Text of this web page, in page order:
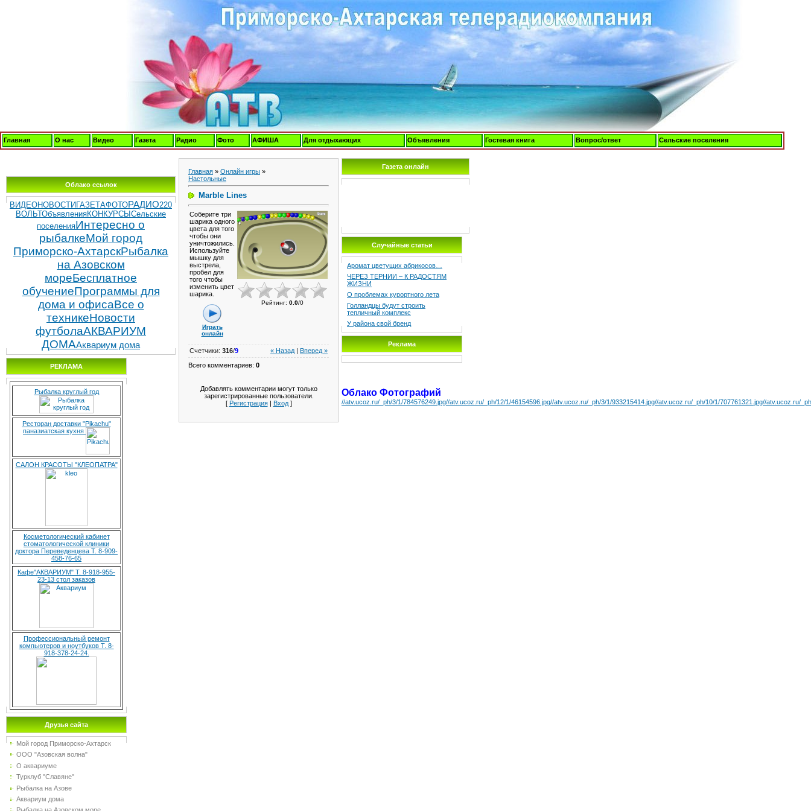
Главная О нас Видео Газета Радио Фото АФИША Для отдыхающих Объявления Гостевая книга Вопрос/ответ Сельские поселения
Облако ссылок
ВИДЕОНОВОСТИ ГАЗЕТАФОТОРАДИО220
ВОЛЬТОбъявленияКОНКУРСЫ Сельские
поселенияИнтересно о
рыбалкеМой город
Приморско-АхтарскРыбалка
на Азовском
мореБесплатное
обучениеПрограммы для
дома и офисаВсе о
техникеНовости
футболаАКВАРИУМ
ДОМААквариум дома
РЕКЛАМА
Рыбалка круглый год
Ресторан доставки "Pikachu"
паназиатская кухня
САЛОН КРАСОТЫ "КЛЕОПАТРА"
Косметологический кабинет
стоматологической клиники
доктора Переведенцева Т. 8-909-
458-76-65
Кафе"АКВАРИУМ" Т. 8-918-955-
23-13 стол заказов
Профессиональный ремонт
компьютеров и ноутбуков Т. 8-
918-378-24-24.
Друзья сайта
Мой город Приморско-Ахтарск
ООО "Азовская волна"
О аквариуме
Турклуб "Славяне"
Рыбалка на Азове
Аквариум дома
Главная » Онлайн игры »
Настольные
Marble Lines
Соберите три
шарика одного
цвета для того
чтобы они
уничтожились.
Используйте
мышку для
выстрела,
пробел для
того чтобы
изменить цвет
шарика.
Играть
онлайн
Рейтинг: 0.0/0
« Назад Вперед »
Счетчики: 316/9
Всего комментариев: 0
Добавлять комментарии могут только
зарегистрированные пользователи.
[ Регистрация| Вход]
Газета онлайн
Случайные статьи
Аромат цветущих абрикосов…
ЧЕРЕЗ ТЕРНИИ – К РАДОСТЯМ
ЖИЗНИ
О проблемах курортного лета
Голландцы будут строить
тепличный комплекс
У района свой бренд
Реклама
Облако Фотографий
//atv.ucoz.ru/_ph/3/1/784576249.jpg//atv.ucoz.ru/_ph/12/1/46154596.jpg//atv.ucoz.ru/_ph/3/1/933215414.jpg//atv.ucoz.ru/_ph/10/1/707761321.jpg//atv.ucoz.ru/